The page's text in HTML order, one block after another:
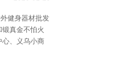
健身器材批发
真金不怕火
心、义乌小商